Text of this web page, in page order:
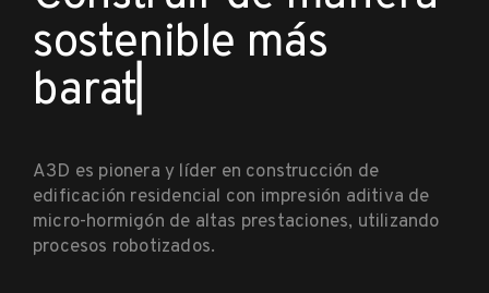
sostenible más bar
micro-hormigón de altas prestaciones, utilizando
procesos robotizados.